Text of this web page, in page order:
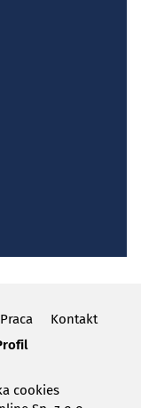
Praca
Kontakt
cookies